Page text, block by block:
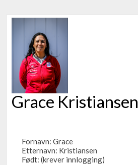
Grace Kristiansen
Fornavn: Grace
Etternavn: Kristiansen
Født: (krever innlogging)